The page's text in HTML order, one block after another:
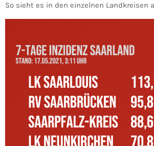
So sieht es in den einzelnen Landkreisen